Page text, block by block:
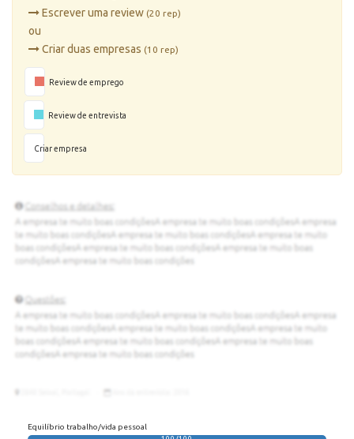
Escrever uma review (20 rep)
ou
Criar duas empresas (10 rep)
Review de emprego
Review de entrevista
Criar empresa
Equilíbrio trabalho/vida pessoal